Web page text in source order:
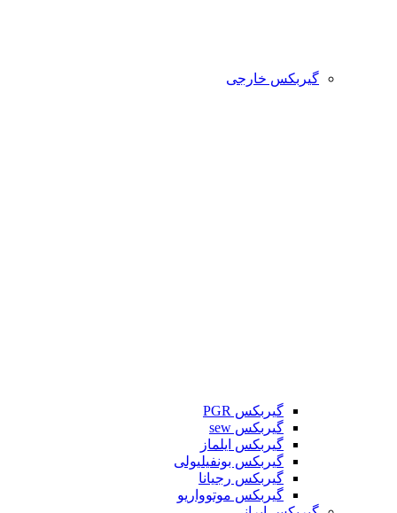
گیربکس خارجی
گیربکس PGR
گیربکس sew
گیربکس ایلماز
گیربکس بونفیلیولی
گیربکس رجیانا
گیربکس موتوواریو